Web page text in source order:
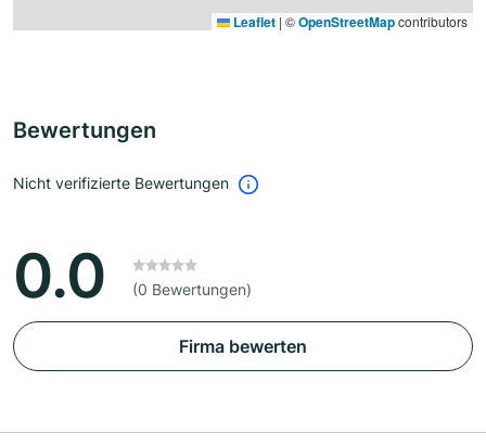
Leaflet | ©OpenStreetMapcontributors
Bewertungen
Nicht verifizierte Bewertungen
0.0 (0 Bewertungen)
Firma bewerten